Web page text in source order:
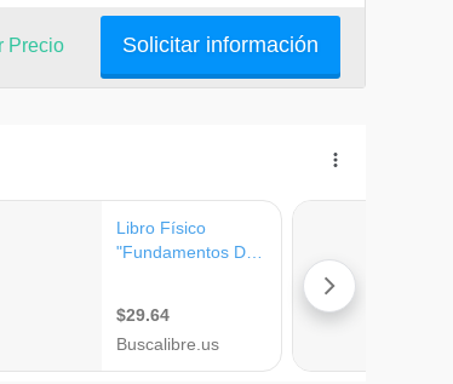
Solicitar información
Precio